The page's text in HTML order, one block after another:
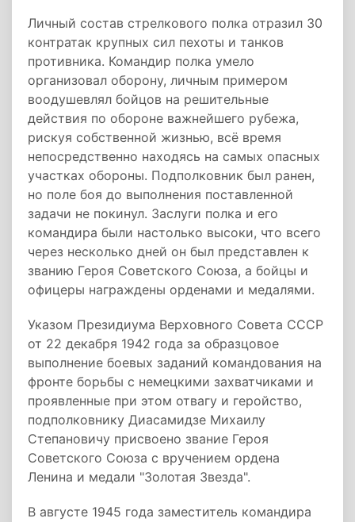
Личный состав стрелкового полка отразил 30
контратак крупных сил пехоты и танков
противника. Командир полка умело
организовал оборону, личным примером
воодушевлял бойцов на решительные
действия по обороне важнейшего рубежа,
рискуя собственной жизнью, всё время
непосредственно находясь на самых опасных
участках обороны. Подполковник был ранен,
но поле боя до выполнения поставленной
задачи не покинул. Заслуги полка и его
командира были настолько высоки, что всего
через несколько дней он был представлен к
званию Героя Советского Союза, а бойцы и
офицеры награждены орденами и медалями.
Указом Президиума Верховного Совета СССР
от 22 декабря 1942 года за образцовое
выполнение боевых заданий командования на
фронте борьбы с немецкими захватчиками и
проявленные при этом отвагу и геройство,
подполковнику Диасамидзе Михаилу
Степановичу присвоено звание Героя
Советского Союза с вручением ордена
Ленина и медали "Золотая Звезда".
В августе 1945 года­ заместитель командира